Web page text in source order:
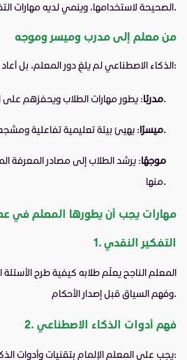
الصحيحة لاستخدامها، وينمي لديه مهارات التفكير النقدي والتحليل.
من معلم إلى مدرب وميسر وموجه
الذكاء الاصطناعي لم يلغِ دور المعلم، بل أعاد تشكيله. أصبح المعلم:
مدربًا: يطور مهارات الطلاب ويحفزهم على التعلم الذاتي.
ميسرًا: يهيئ بيئة تعليمية تفاعلية ومشجعة.
موجهًا: يرشد الطلاب إلى مصادر المعرفة
منها.
مهارات يجب أن يطورها المعلم في
1. التفكير النقدي
المعلم الناجح يعلّم طلابه كيفية طرح الأسئلة
وفهم السياق قبل إصدار الأحكام.
2. فهم أدوات الذكاء الاصطناعي
يجب على المعلم الإلمام بتقنيات وأدوات الذكاء الاصطناعي التعليمية مثل: